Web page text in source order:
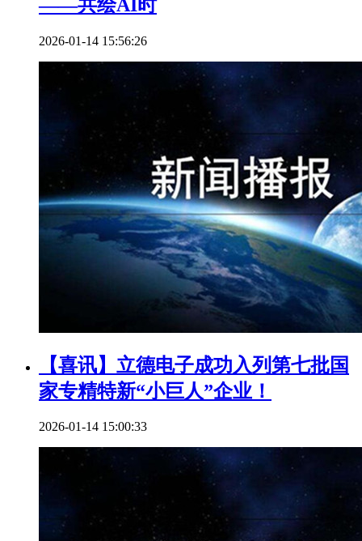
——共绘AI时
2026-01-14 15:56:26
【喜讯】立德电子成功入列第七批国
家专精特新“小巨人”企业！
2026-01-14 15:00:33